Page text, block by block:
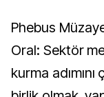
Phebus
Oral: Sektör
kurma